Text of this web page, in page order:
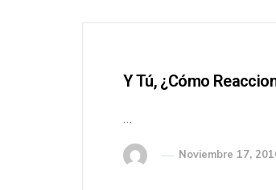
Y Tú, ¿cómo
…
Noviembre 17,